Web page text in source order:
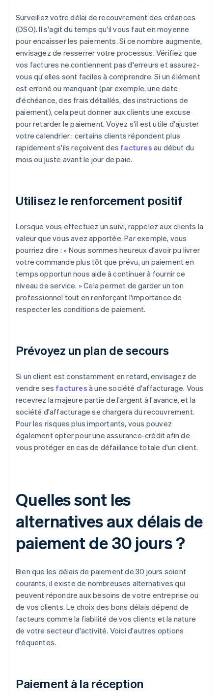
Surveillez votre délai de recouvrement des créances
(DSO). Il s'agit du temps qu'il vous faut en moyenne
pour encaisser les paiements. Si ce nombre augmente,
envisagez de resserrer votre processus. Vérifiez que
vos factures ne contiennent pas d'erreurs et assurez-
vous qu'elles sont faciles à comprendre. Si un élément
est erroné ou manquant (par exemple, une date
d'échéance, des frais détaillés, des instructions de
paiement), cela peut donner aux clients une excuse
pour retarder le paiement. Voyez s'il est utile d'ajuster
votre calendrier : certains clients répondent plus
rapidement s'ils reçoivent des factures au début du
mois ou juste avant le jour de paie.
Utilisez le renforcement positif
Lorsque vous effectuez un suivi, rappelez aux clients la
valeur que vous avez apportée. Par exemple, vous
pourriez dire : « Nous sommes heureux d'avoir pu livrer
votre commande plus tôt que prévu, un paiement en
temps opportun nous aide à continuer à fournir ce
niveau de service. » Cela permet de garder un ton
professionnel tout en renforçant l'importance de
respecter les conditions de paiement.
Prévoyez un plan de secours
Si un client est constamment en retard, envisagez de
vendre ses factures à une société d'affacturage. Vous
recevrez la majeure partie de l'argent à l'avance, et la
société d'affacturage se chargera du recouvrement.
Pour les risques plus importants, vous pouvez
également opter pour une assurance-crédit afin de
vous protéger en cas de défaillance totale d'un client.
Quelles sont les
alternatives aux délais de
paiement de 30 jours ?
Bien que les délais de paiement de 30 jours soient
courants, il existe de nombreuses alternatives qui
peuvent répondre aux besoins de votre entreprise ou
de vos clients. Le choix des bons délais dépend de
facteurs comme la fiabilité de vos clients et la nature
de votre secteur d'activité. Voici d'autres options
fréquentes.
Paiement à la réception